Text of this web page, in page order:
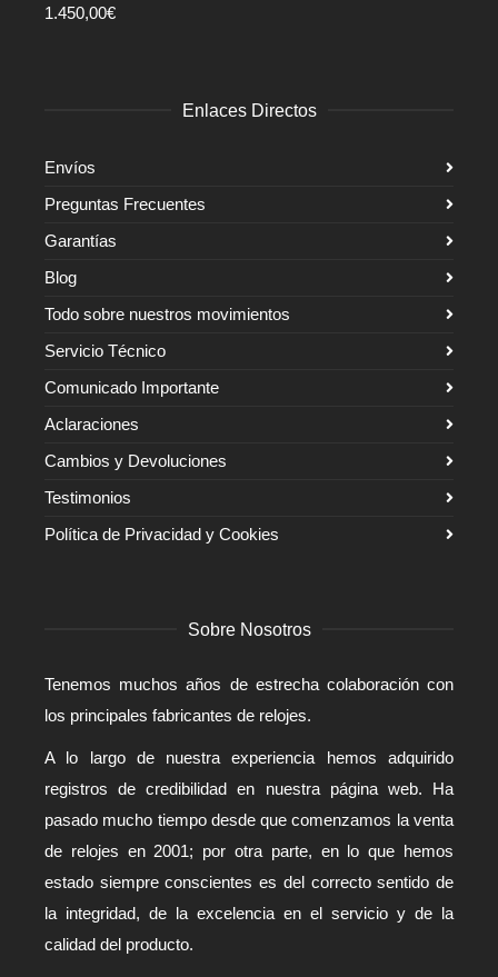
1.450,00€
Enlaces Directos
Envíos
Preguntas Frecuentes
Garantías
Blog
Todo sobre nuestros movimientos
Servicio Técnico
Comunicado Importante
Aclaraciones
Cambios y Devoluciones
Testimonios
Política de Privacidad y Cookies
Sobre Nosotros
Tenemos muchos años de estrecha colaboración con
los principales fabricantes de relojes.
A lo largo de nuestra experiencia hemos adquirido
registros de credibilidad en nuestra página web. Ha
pasado mucho tiempo desde que comenzamos la venta
de relojes en 2001; por otra parte, en lo que hemos
estado siempre conscientes es del correcto sentido de
la integridad, de la excelencia en el servicio y de la
calidad del producto.